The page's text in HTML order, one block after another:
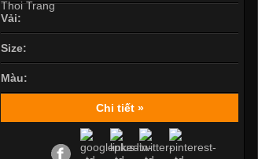
Vải:
Size:
Màu:
Chi tiết »